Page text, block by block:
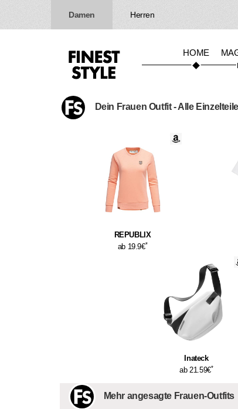
Damen Herren
HOME
Dein Frauen Outfit - Alle
REPUBLIX
ab 19.9€*
Inateck
ab 21.59€*
Mehr angesagte Frauen-Outfits